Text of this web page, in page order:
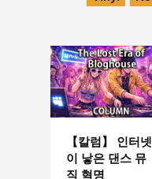
【칼럼】 인터넷
이 낳은 댄스 뮤
직 혁명